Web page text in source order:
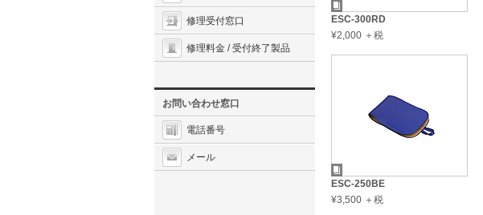
ESC-300RD
¥2,000 ＋税
ESC-250BE
¥3,500 ＋税
修理受付窓口
修理料金 / 受付終了製品
お問い合わせ窓口
電話番号
メール